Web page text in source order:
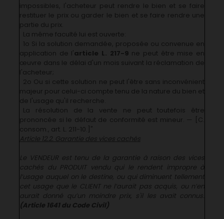
impossibles, l'acheteur peut rendre le bien et se faire
restituer le prix ou garder le bien et se faire rendre une
partie du prix.
La même faculté lui est ouverte:
1o Si la solution demandée, proposée ou convenue en
application de l'article L. 217-9 ne peut être mise en
œuvre dans le délai d'un mois suivant la réclamation de
l'acheteur;
2o Ou si cette solution ne peut l'être sans inconvénient
majeur pour celui-ci compte tenu de la nature du bien et
de l'usage qu'il recherche.
La résolution de la vente ne peut toutefois être
prononcée si le défaut de conformité est mineur. — [C.
consom., art. L. 211-10.]"
Article 12.2. Garantie des vices cachés
Le VENDEUR est tenu de la garantie à raison des vices
cachés du PRODUIT vendu qui le rendent impropre à
l’usage auquel on le destine, ou qui diminuent tellement
cet usage que le CLIENT ne l’aurait pas acquis, ou n’en
aurait donné qu’un moindre prix, s'il les avait connus.
(Article 1641 du Code Civil)